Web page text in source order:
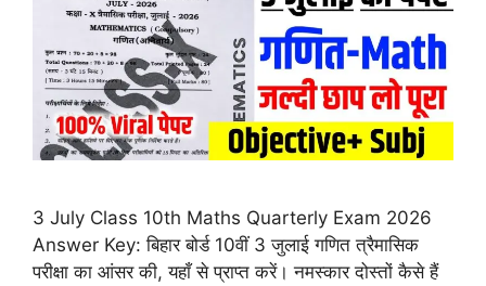
3 July Class 10th Maths Quarterly Exam 2026
Answer Key: बिहार बोर्ड 10वीं 3 जुलाई गणित त्रैमासिक
परीक्षा का आंसर की, यहाँ से प्राप्त करें। नमस्कार दोस्तों कैसे हैं